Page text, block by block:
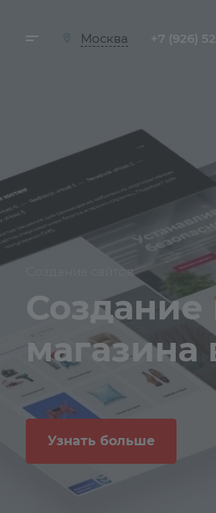
Москва +7 (926)
Создание сайтов
Создание
магазина
Узнать больше